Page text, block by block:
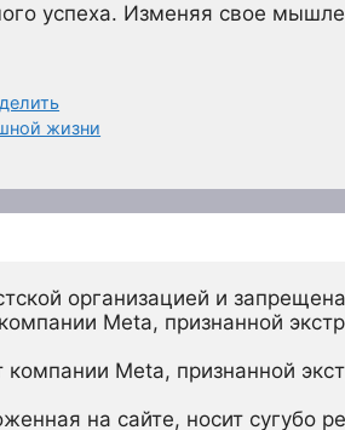
успеха. Изменяя свое
жизни
организацией и
Meta, признанной
Meta, признанной
на сайте, носит сугубо